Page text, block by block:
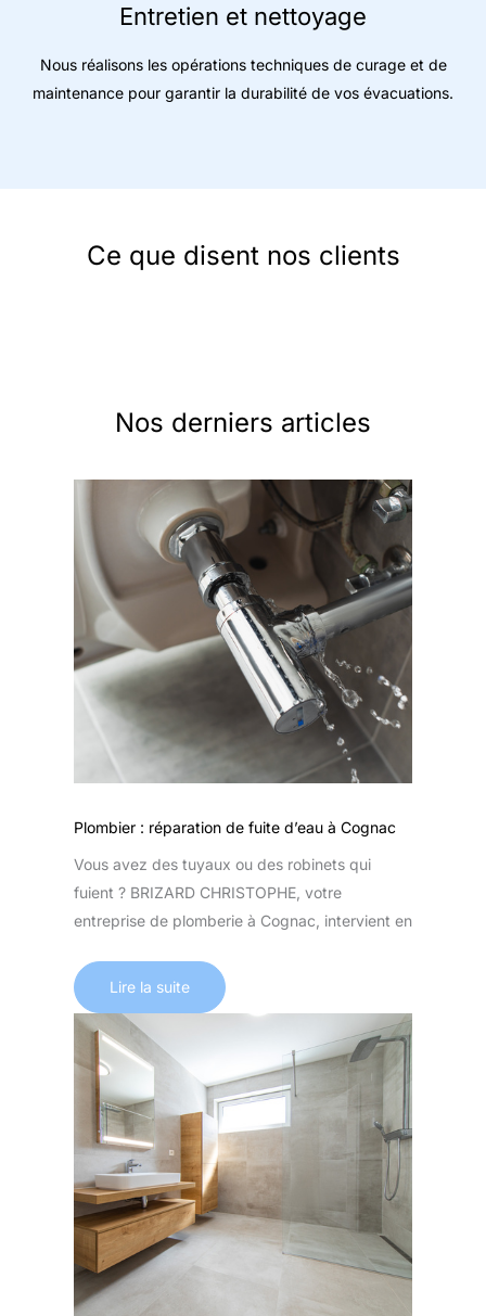
Entretien et nettoyage
Nous réalisons les opérations techniques de curage et de
maintenance pour garantir la durabilité de vos évacuations.
Ce que disent nos clients
Nos derniers articles
Plombier : réparation de fuite d’eau à Cognac
Vous avez des tuyaux ou des robinets qui
fuient ? BRIZARD CHRISTOPHE, votre
entreprise de plomberie à Cognac, intervient en
Lire la suite